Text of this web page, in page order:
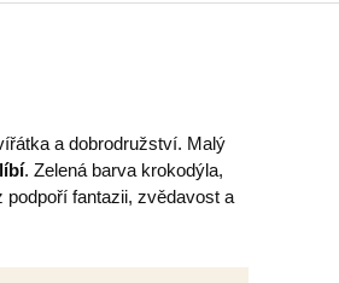
a dobrodružství. Malý
. Zelená barva krokodýla,
podpoří fantazii, zvědavost a